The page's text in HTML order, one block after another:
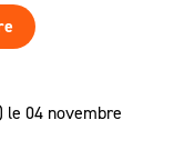
le 04 novembre